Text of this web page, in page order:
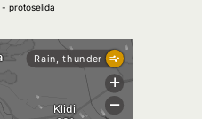
- protoselida